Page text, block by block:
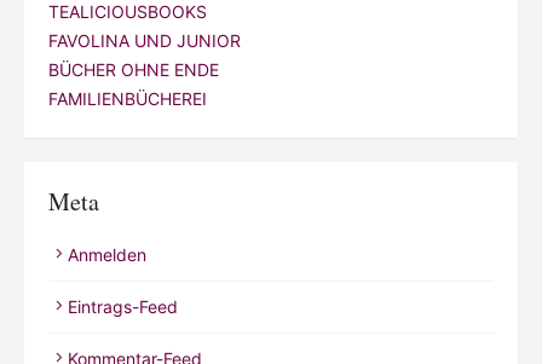
TEALICIOUSBOOKS
FAVOLINA UND JUNIOR
BÜCHER OHNE ENDE
FAMILIENBÜCHEREI
Meta
Anmelden
Eintrags-Feed
Kommentar-Feed